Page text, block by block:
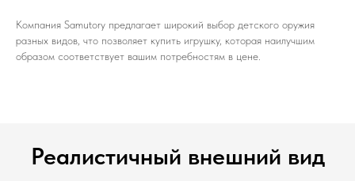
Компания Samutory предлагает широкий выбор детского оружия
разных видов, что позволяет купить игрушку, которая наилучшим
образом соответствует вашим потребностям в цене.
Реалистичный внешний вид